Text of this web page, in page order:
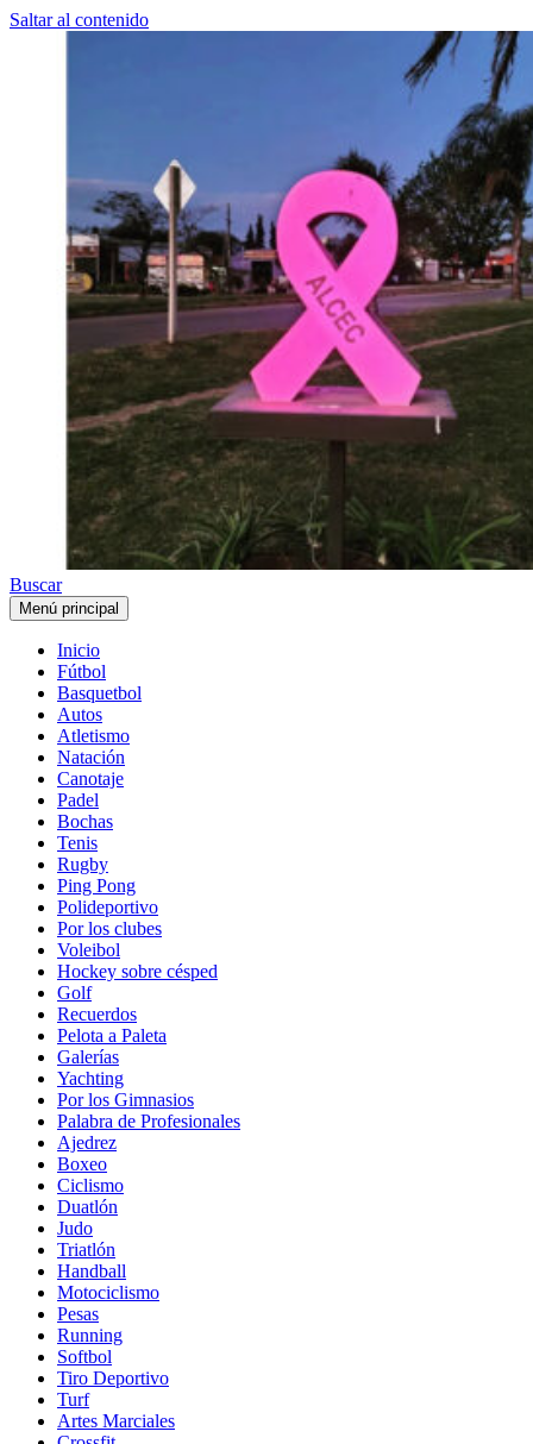
Saltar al contenido
Buscar
Menú principal
Inicio
Fútbol
Basquetbol
Autos
Atletismo
Natación
Canotaje
Padel
Bochas
Tenis
Rugby
Ping Pong
Polideportivo
Por los clubes
Voleibol
Hockey sobre césped
Golf
Recuerdos
Pelota a Paleta
Galerías
Yachting
Por los Gimnasios
Palabra de Profesionales
Ajedrez
Boxeo
Ciclismo
Duatlón
Judo
Triatlón
Handball
Motociclismo
Pesas
Running
Softbol
Tiro Deportivo
Turf
Artes Marciales